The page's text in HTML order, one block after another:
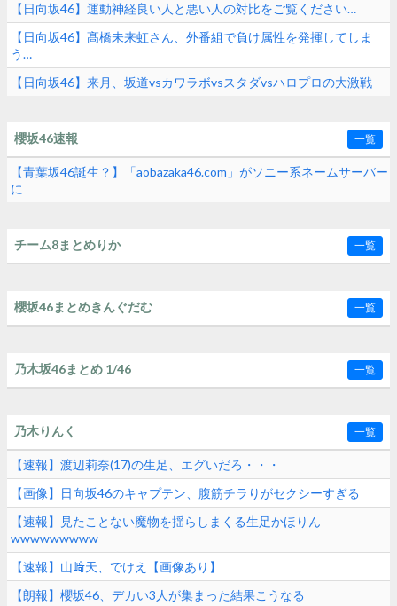
【日向坂46】運動神経良い人と悪い人の対比をご覧ください…
【日向坂46】髙橋未来虹さん、外番組で負け属性を発揮してしま
う…
【日向坂46】来月、坂道vsカワラボvsスタダvsハロプロの大激戦
櫻坂46速報 一覧
【青葉坂46誕生？】「aobazaka46.com」がソニー系ネームサーバー
に
チーム8まとめりか 一覧
櫻坂46まとめきんぐだむ 一覧
乃木坂46まとめ 1/46 一覧
乃木りんく 一覧
【速報】渡辺莉奈(17)の生足、エグいだろ・・・
【画像】日向坂46のキャプテン、腹筋チラりがセクシーすぎる
【速報】見たことない魔物を揺らしまくる生足かほりん
wwwwwwwww
【速報】山﨑天、でけえ【画像あり】
【朗報】櫻坂46、デカい3人が集まった結果こうなる